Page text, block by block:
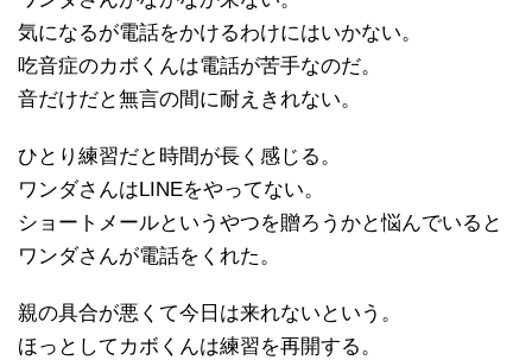
気になるが電話をかけるわけにはいかない。
吃音症のカボくんは電話が苦手なのだ。
音だけだと無言の間に耐えきれない。
ひとり練習だと時間が長く感じる。
ワンダさんはLINEをやってない。
ショートメールというやつを贈ろうかと悩んでいると
ワンダさんが電話をくれた。
親の具合が悪くて今日は来れないという。
ほっとしてカボくんは練習を再開する。